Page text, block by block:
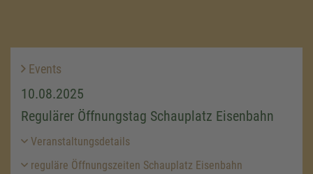
Events
10.08.2025
Regulärer Öffnungstag Schauplatz Eisenbahn
Veranstaltungsdetails
reguläre Öffnungszeiten Schauplatz Eisenbahn